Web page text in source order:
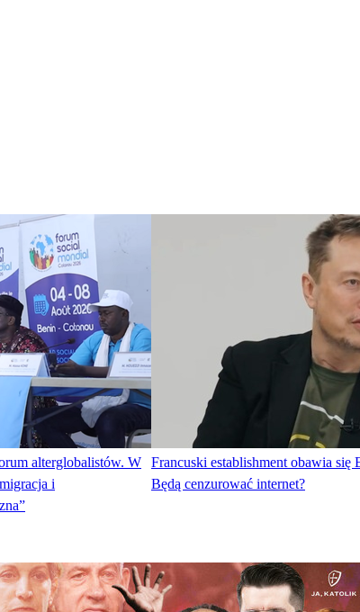
alterglobalistów. W
i
Francuski establishment obawia się
Będą cenzurować internet?